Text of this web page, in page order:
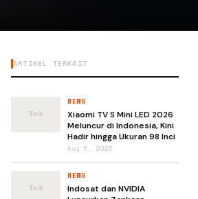
ARTIKEL TERKAIT
NEWS
Xiaomi TV S Mini LED 2026
Meluncur di Indonesia, Kini
Hadir hingga Ukuran 98 Inci
Aug 6, 2026
NEWS
Indosat dan NVIDIA